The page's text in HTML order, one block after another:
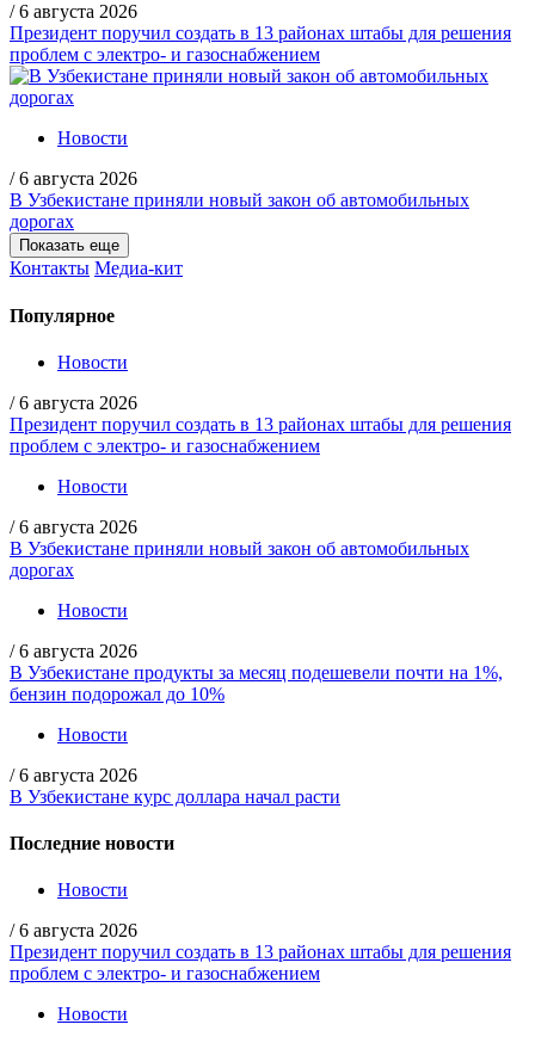
/ 6 августа 2026
Президент поручил создать в 13 районах штабы для решения
проблем с электро- и газоснабжением
Новости
/ 6 августа 2026
В Узбекистане приняли новый закон об автомобильных
дорогах
Показать еще
Контакты Медиа-кит
Популярное
Новости
/ 6 августа 2026
Президент поручил создать в 13 районах штабы для решения
проблем с электро- и газоснабжением
Новости
/ 6 августа 2026
В Узбекистане приняли новый закон об автомобильных
дорогах
Новости
/ 6 августа 2026
В Узбекистане продукты за месяц подешевели почти на 1%,
бензин подорожал до 10%
Новости
/ 6 августа 2026
В Узбекистане курс доллара начал расти
Последние новости
Новости
/ 6 августа 2026
Президент поручил создать в 13 районах штабы для решения
проблем с электро- и газоснабжением
Новости